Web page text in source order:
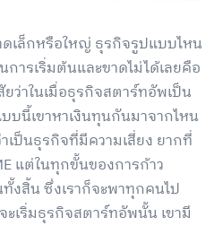
เล็กหรือใหญ่ ธุรกิจรูปแบบไหน
ารเริ่มต้นและขาดไม่ได้เลยคือ
ว่าในเมื่อธุรกิจสตาร์ทอัพเป็น
บนี้เขาหาเงินทุนกันมาจากไหน
เป็นธุรกิจที่มีความเสี่ยง ยากที่
แต่ในทุกขั้นของการก้าว
งสิ้น ซึ่งเราก็จะพาทุกคนไป
ะเริ่มธุรกิจสตาร์ทอัพนั้น เขามี